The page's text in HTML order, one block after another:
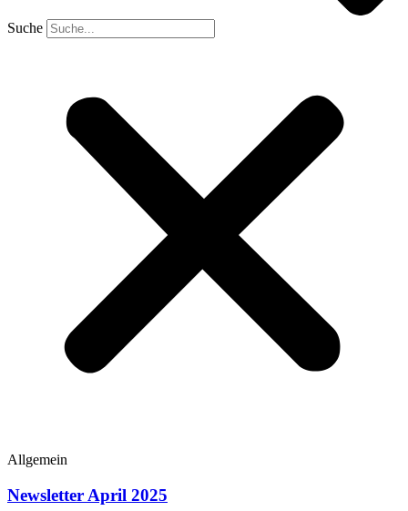
Suche
Allgemein
Newsletter April 2025